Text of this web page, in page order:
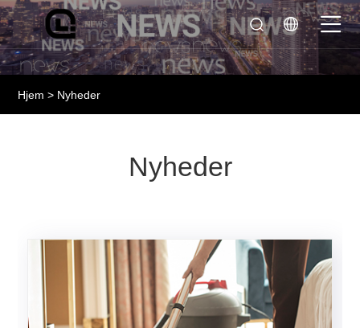
Hjem > Nyheder
Nyheder